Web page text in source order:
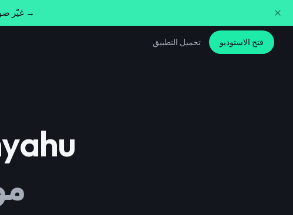
غيّر صوتك في الوقت الفعلي على أي تطبيق. حمّل مجاناً →
تحميل التطبيق فتح الاستوديو